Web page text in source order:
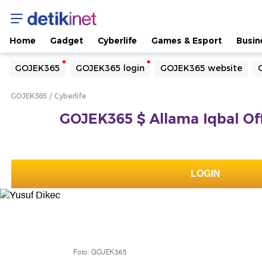
Home Gadget Cyberlife Games & Esport
GOJEK365 GOJEK365 login GOJEK365 website
Yang sedang ramai dicari
Loading...
GOJEK365 Cyberlife
GOJEK365 $ Allama Iqbal
LOGIN
Foto: GOJEK365